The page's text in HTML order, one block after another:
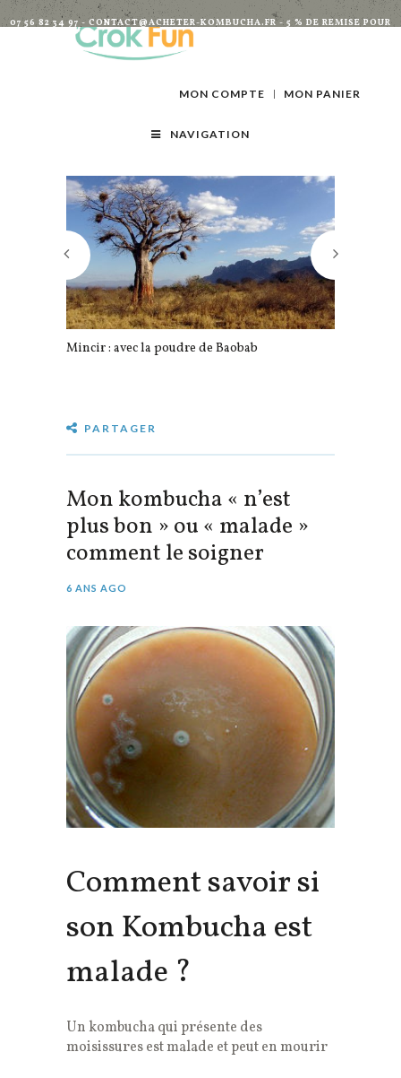
07 56 82 34 97 - CONTACT@ACHETER-KOMBUCHA.FR - 5 % DE REMISE POUR
MON COMPTE MON PANIER
NAVIGATION
Mincir : avec la poudre de Baobab
PARTAGER
Mon kombucha « n’est
plus bon » ou « malade »
comment le soigner
6 ANS AGO
Comment savoir si
son Kombucha est
malade ?
Un kombucha qui présente des
moisissures est malade et peut en mourir